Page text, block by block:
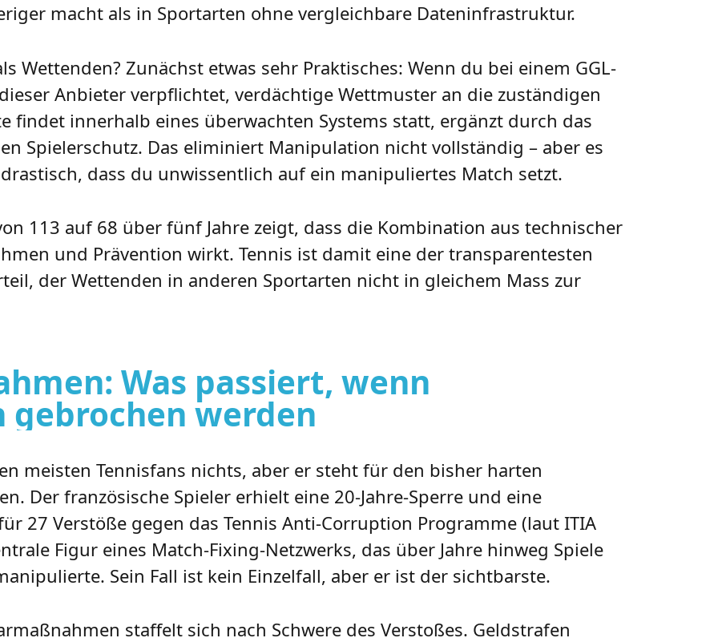
macht als in Sportarten ohne vergleichbare Dateninfrastruktur.
Wettenden? Zunächst etwas sehr Praktisches: Wenn du bei einem GGL-
Anbieter verpflichtet, verdächtige Wettmuster an die zuständigen
findet innerhalb eines überwachten Systems statt, ergänzt durch das
Spielerschutz. Das eliminiert Manipulation nicht vollständig – aber es
dass du unwissentlich auf ein manipuliertes Match setzt.
113 auf 68 über fünf Jahre zeigt, dass die Kombination aus technischer
und Prävention wirkt. Tennis ist damit eine der transparentesten
der Wettenden in anderen Sportarten nicht in gleichem Mass zur
Was passiert, wenn
werden
meisten Tennisfans nichts, aber er steht für den bisher harten
Der französische Spieler erhielt eine 20-Jahre-Sperre und eine
27 Verstöße gegen das Tennis Anti-Corruption Programme (laut ITIA
Figur eines Match-Fixing-Netzwerks, das über Jahre hinweg Spiele
Sein Fall ist kein Einzelfall, aber er ist der sichtbarste.
staffelt sich nach Schwere des Verstoßes. Geldstrafen